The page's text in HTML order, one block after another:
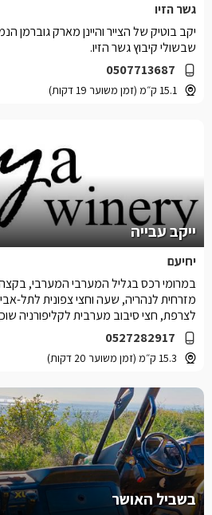
גשר הזיו
0507713687
15.1 ק״מ (זמן משוער 19 דקות)
יקב בוטיק של הצייר והיינן מארק
שבשולי קיבוץ גשר הזיו.
ייקב עבייה
יחיעם
0527282917
15.3 ק״מ (זמן משוער 20 דקות)
מזרחית לנהריה, שעה וחצי צפונית לתל-
לצרפת, חצי סיבוב מערבית לקליפורניה
בשביל האושר